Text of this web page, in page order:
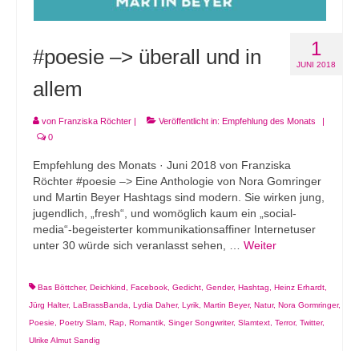
1
JUNI 2018
#poesie –> überall und in
allem
von Franziska Röchter | Veröffentlicht in: Empfehlung des Monats
|
0
Empfehlung des Monats · Juni 2018 von Franziska
Röchter #poesie –> Eine Anthologie von Nora Gomringer
und Martin Beyer Hashtags sind modern. Sie wirken jung,
jugendlich, „fresh“, und womöglich kaum ein „social-
media“-begeisterter kommunikationsaffiner Internetuser
unter 30 würde sich veranlasst sehen, … Weiter
Bas Böttcher, Deichkind Facebook Gedicht Gender, Hashtag Heinz Erhardt
Jürg Halter, LaBrassBanda Lydia Daher, Lyrik Martin Beyer, Natur, Nora Gormringer,
Poesie
Poetry Slam Rap Romantik Singer Songwriter, Slamtext Terror, Twitter,
Ulrike Almut Sandig